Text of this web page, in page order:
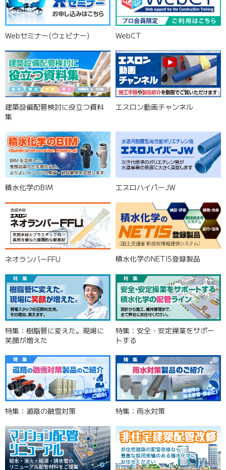
Webセミナー(ウェビナー) WebCT
建築設備配管検討に役立つ資料
集
エスロン動画チャンネル
積水化学のBIM エスロハイパーJW
ネオランバーFFU 積水化学のNETIS登録製品
特集：樹脂管に変えた。現場に
笑顔が増えた
特集：安全・安定操業をサポー
トする
特集：道路の融雪対策 特集：雨水対策